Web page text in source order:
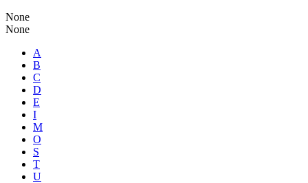
None
None
A
B
C
D
E
I
M
O
S
T
U